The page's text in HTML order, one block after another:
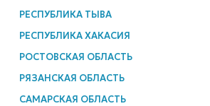
РЕСПУБЛИКА ТЫВА
РЕСПУБЛИКА ХАКАСИЯ
РОСТОВСКАЯ ОБЛАСТЬ
РЯЗАНСКАЯ ОБЛАСТЬ
САМАРСКАЯ ОБЛАСТЬ